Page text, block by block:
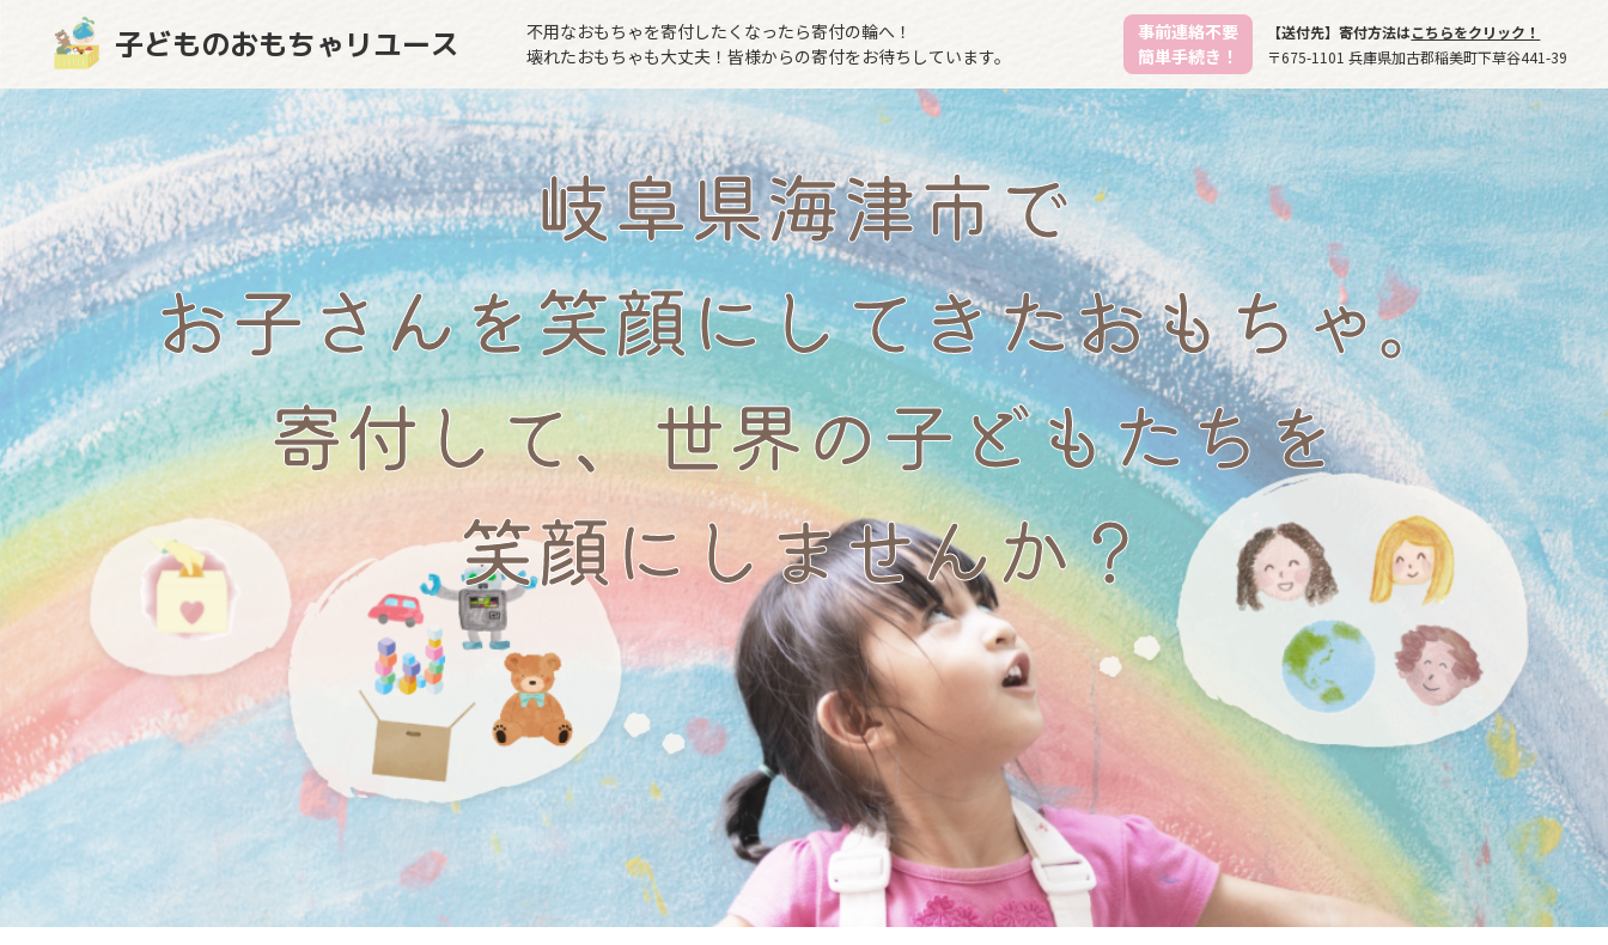
子どものおもちゃリユース
不用なおもちゃを寄付したくなったら寄付の輪へ！
壊れたおもちゃも大丈夫！皆様からの寄付をお待ちしています。
事前連絡不要
簡単手続き！
【送付先】寄付方法はこちらをクリック！
〒675-1101 兵庫県加古郡稲美町下草谷441-39
岐阜県海津市で
お子さんを笑顔にしてきたおもちゃ。
寄付して、世界の子どもたちを
笑顔にしませんか？